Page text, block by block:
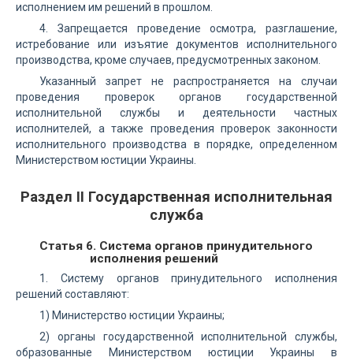
исполнением им решений в прошлом.
4. Запрещается проведение осмотра, разглашение,
истребование или изъятие документов исполнительного
производства, кроме случаев, предусмотренных законом.
Указанный запрет не распространяется на случаи
проведения проверок органов государственной
исполнительной службы и деятельности частных
исполнителей, а также проведения проверок законности
исполнительного производства в порядке, определенном
Министерством юстиции Украины.
Раздел II Государственная исполнительная
служба
Статья 6. Система органов принудительного
исполнения решений
1. Систему органов принудительного исполнения
решений составляют:
1) Министерство юстиции Украины;
2) органы государственной исполнительной службы,
образованные Министерством юстиции Украины в